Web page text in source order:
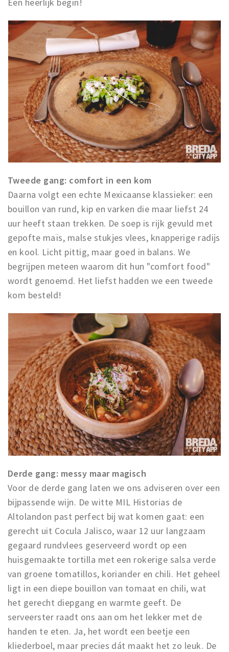
Tweede gang: comfort in een kom
Daarna volgt een echte Mexicaanse klassieker: een
bouillon van rund, kip en varken die maar liefst 24
uur heeft staan trekken. De soep is rijk gevuld met
gepofte maïs, malse stukjes vlees, knapperige radijs
en kool. Licht pittig, maar goed in balans. We
begrijpen meteen waarom dit hun "comfort food"
wordt genoemd. Het liefst hadden we een tweede
kom besteld!
Derde gang: messy maar magisch
Voor de derde gang laten we ons adviseren over een
bijpassende wijn. De witte MIL Historias de
Altolandon past perfect bij wat komen gaat: een
gerecht uit Cocula Jalisco, waar 12 uur langzaam
gegaard rundvlees geserveerd wordt op een
huisgemaakte tortilla met een rokerige salsa verde
van groene tomatillos, koriander en chili. Het geheel
ligt in een diepe bouillon van tomaat en chili, wat
het gerecht diepgang en warmte geeft. De
serveerster raadt ons aan om het lekker met de
handen te eten. Ja, het wordt een beetje een
kliederboel, maar precies dát maakt het zo leuk. De